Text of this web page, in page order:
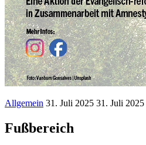
Allgemein 31. Juli 2025 31. Juli 2025
Fußbereich